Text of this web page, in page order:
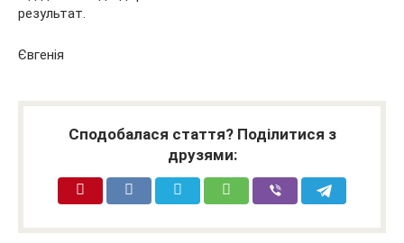
результат.
Євгенія
Сподобалася стаття? Поділитися з
друзями: